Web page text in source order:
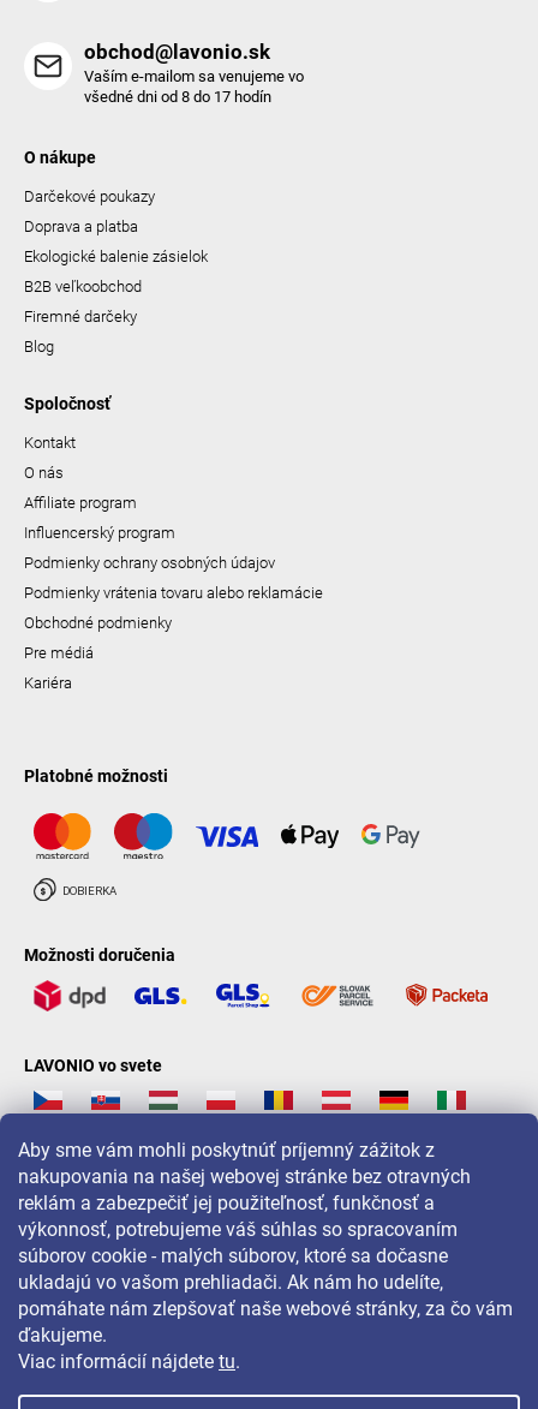
Aby sme vám mohli poskytnúť príjemný zážitok z
nakupovania na našej webovej stránke bez otravných
reklám a zabezpečiť jej použiteľnosť, funkčnosť a
výkonnosť, potrebujeme váš súhlas so spracovaním
súborov cookie - malých súborov, ktoré sa dočasne
ukladajú vo vašom prehliadači. Ak nám ho udelíte,
pomáhate nám zlepšovať naše webové stránky, za čo vám
ďakujeme.
Viac informácií nájdete tu.
obchod@lavonio.sk
Vaším e-mailom sa venujeme vo
všedné dni od 8 do 17 hodín
O nákupe
Darčekové poukazy
Doprava a platba
Ekologické balenie zásielok
B2B veľkoobchod
Firemné darčeky
Blog
Spoločnosť
Kontakt
O nás
Affiliate program
Influencerský program
Podmienky ochrany osobných údajov
Podmienky vrátenia tovaru alebo reklamácie
Obchodné podmienky
Pre médiá
Kariéra
Platobné možnosti
Možnosti doručenia
LAVONIO vo svete
Pre akcie, súťaže a zľavy nás sledujte na: